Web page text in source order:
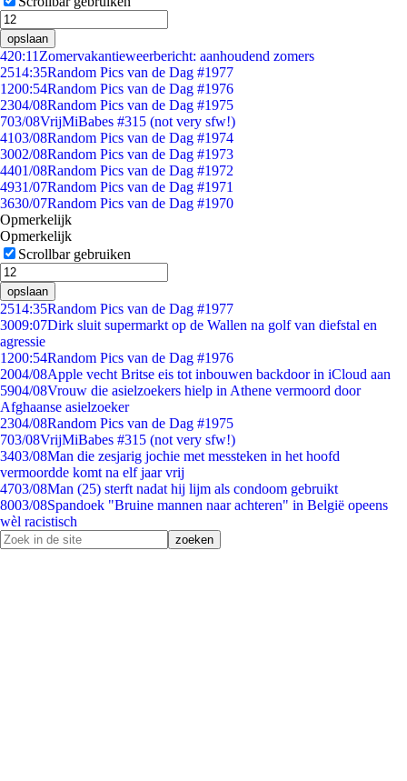
opslaan
420:11 Zomervakantieweerbericht: aanhoudend zomers
2514:35Random Pics van de Dag #1977
1200:54Random Pics van de Dag #1976
2304/08Random Pics van de Dag #1975
703/08VrijMiBabes #315 (not very sfw!)
4103/08Random Pics van de Dag #1974
3002/08Random Pics van de Dag #1973
4401/08Random Pics van de Dag #1972
4931/07Random Pics van de Dag #1971
3630/07Random Pics van de Dag #1970
Opmerkelijk
Opmerkelijk
Scrollbar gebruiken
opslaan
2514:35Random Pics van de Dag #1977
3009:07Dirk sluit supermarkt op de Wallen na golf van diefstal en
agressie
1200:54Random Pics van de Dag #1976
2004/08Apple vecht Britse eis tot inbouwen backdoor in iCloud aan
5904/08Vrouw die asielzoekers hielp in Athene vermoord door
Afghaanse asielzoeker
2304/08Random Pics van de Dag #1975
703/08VrijMiBabes #315 (not very sfw!)
3403/08Man die zesjarig jochie met messteken in het hoofd
vermoordde komt na elf jaar vrij
4703/08Man (25) sterft nadat hij lijm als condoom gebruikt
8003/08Spandoek "Bruine mannen naar achteren" in België opeens
wèl racistisch